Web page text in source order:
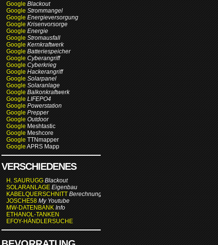
Google Blackout
Google Strommangel
Google Energieversorgung
Google Krisenvorsorge
Google Energie
Google Stromausfall
Google Kernkraftwerk
Google Batteriespeicher
Google Cyberangriff
Google Cyberkrieg
Google Hackerangriff
Google Solarpanel
Google Solaranlage
Google Balkonkraftwerk
Google LIFEPO4
Google Powerstation
Google Prepper
Google Outdoor
Google Meshtastic
Google Meshcore
Google TTNmapper
Google APRS Mapp
VERSCHIEDENES
H. SAURUGG Blackout
SOLARANLAGE Eigenbau
KABELQUERSCHNITT Berechnung
JOSCHE58 My Youtube
MW-DATENBANK Info
ETHANOL-TANKEN
EFOY-HÄNDLERSUCHE